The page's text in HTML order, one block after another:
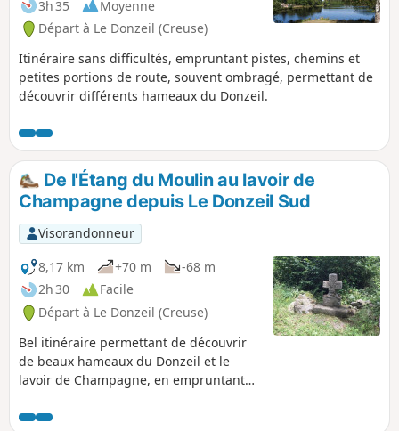
3h 35
Moyenne
Départ à Le Donzeil (Creuse)
Itinéraire sans difficultés, empruntant pistes, chemins et
petites portions de route, souvent ombragé, permettant de
découvrir différents hameaux du Donzeil.
De l'Étang du Moulin au lavoir de
Champagne depuis Le Donzeil Sud
Visorandonneur
8,17 km
+70 m
-68 m
2h 30
Facile
Départ à Le Donzeil (Creuse)
Bel itinéraire permettant de découvrir
de beaux hameaux du Donzeil et le
lavoir de Champagne, en empruntant